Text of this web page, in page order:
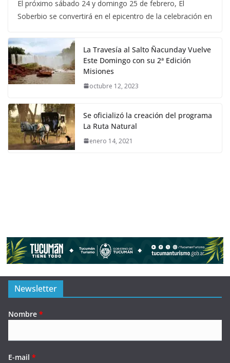
El próximo sábado 24 y domingo 25 de febrero, El
Soberbio se convertirá en el epicentro de la celebración en
La Travesía al Salto Ñacunday Vuelve
Este Domingo con su 2ª Edición
Misiones
octubre 12, 2023
Se oficializó la creación del programa
La Ruta Natural
enero 14, 2021
Newsletter
Nombre *
E-mail *